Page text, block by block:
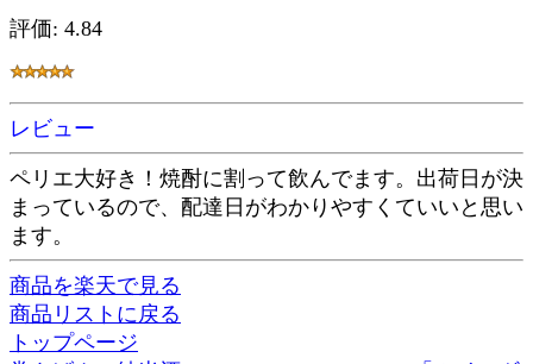
評価: 4.84
レビュー
ペリエ大好き！焼酎に割って飲んでます。出荷日が決
まっているので、配達日がわかりやすくていいと思い
ます。
商品を楽天で見る
商品リストに戻る
トップページ